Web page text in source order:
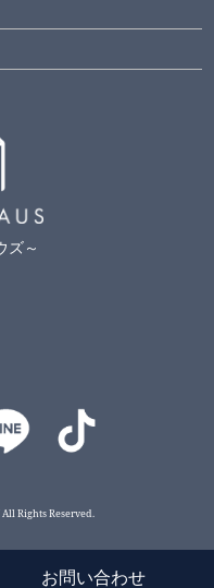
お問い合わせ
ズ～
Rights Reserved.